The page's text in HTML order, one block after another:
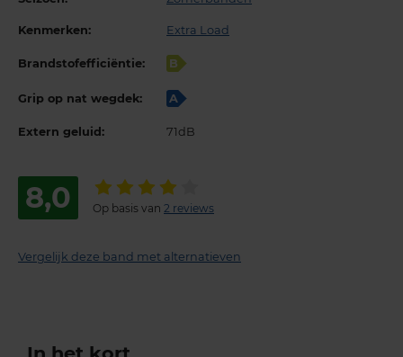
Kenmerken: Extra Load
Brandstofefficiëntie: B
Grip op nat wegdek: A
Extern geluid: 71dB
8,0 Op basis van 2 reviews
Vergelijk deze band met alternatieven